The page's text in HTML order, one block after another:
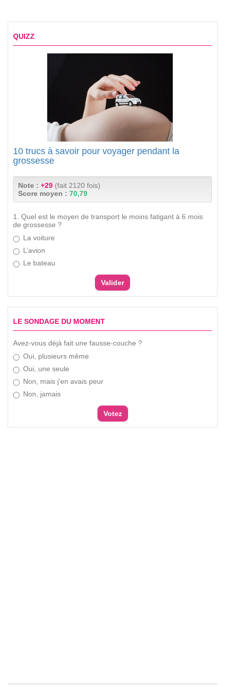
QUIZZ
10 trucs à savoir pour voyager pendant la
grossesse
Note : +29 (fait 2120 fois)
Score moyen : 70,79
1. Quel est le moyen de transport le moins fatigant à 6 mois
de grossesse ?
La voiture
L’avion
Le bateau
LE SONDAGE DU MOMENT
Avez-vous déjà fait une fausse-couche ?
Oui, plusieurs même
Oui, une seule
Non, mais j'en avais peur
Non, jamais